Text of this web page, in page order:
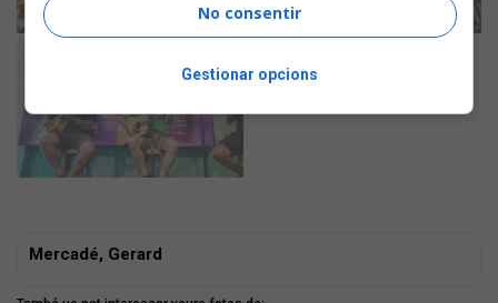
Mercadé, Gerard
No consentir
Gestionar opcions